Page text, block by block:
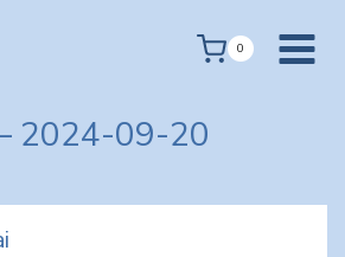
0
2024-09-20